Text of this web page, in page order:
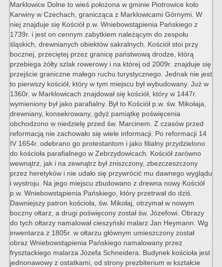
Marklowice Dolne to wieś położona w gminie Piotrowice koło
Karwiny w Czechach, granicząca z Marklowicami Górnymi. W
niej znajduje się Kościół p.w. Wniebowstąpienia Pańskiego z
1739r. i jest on cennym zabytkiem należącym do zespołu
śląskich, drewnianych obiektów sakralnych. Kościół stoi przy
bocznej, przeciętej przez granicę państwową drodze, którą
przebiega żółty szlak rowerowy i na której od 2009r. znajduje się
przejście graniczne małego ruchu turystycznego. Jednak nie jest
to pierwszy kościół, który w tym miejscu był wybudowany. Już w
1360r. w Marklowicach znajdował się kościół, który w 1447r.
wymieniony był jako parafialny. Był to Kościół p.w. św. Mikołaja,
drewniany, konsekrowany, gdyż pamiątkę poświęcenia
obchodzono w niedzielę przed św. Marcinem. Z czasów przed
reformacją nie zachowało się wiele informacji. Po reformacji 14
IV 1654r. odebrano go protestantom i jako filialny przydzielono
do kościoła parafialnego w Zebrzydowicach. Kościół zarówno
wewnątrz, jak i na zewnątrz był zniszczony, zbezczeszczony
przez heretyków i nie udało się przywrócić mu dawnego wyglądu
i wystroju. Na jego miejscu zbudowano z drewna nowy Kościół
p.w. Wniebowstąpienia Pańskiego, który przetrwał do dziś.
Dawniejszy patron kościoła, św. Mikołaj, otrzymał w nowym
boczny ołtarz, a drugi poświęcony został św. Józefowi. Obrazy
do tych ołtarzy namalował cieszyński malarz Jan Heymann. Wg
inwentarza z 1805r. w ołtarzu głównym umieszczony został
obraz Wniebowstąpienia Pańskiego namalowany przez
frysztackiego malarza Józefa Schneidera. Budynek kościoła jest
jednonawowy z ostatkami, od strony prezbiterium w kształcie